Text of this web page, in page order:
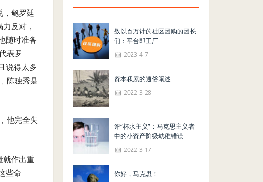
，鲍罗廷
反对，
随时准备
表罗
说得太多
陈独秀是
他完全失
就作出重
些命
数以百万计的社区团购的团长
们：平台即工厂
2023-4-7
资本积累的通俗阐述
2022-3-28
评“杯水主义”：马克思主义者
中的小资产阶级幼稚错误
2022-3-17
你好，马克思！